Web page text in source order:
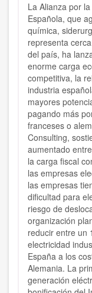
La Alianza por
Española, que
química,
representa
del país, ha
enorme carga
competitiva, la
industria
mayores
pagando más
franceses o
Consulting,
aumentado
la carga fiscal
las empresas
las empresas
dificultad para
riesgo de
organización
reducir entre un
electricidad
España a los
Alemania. La
generación